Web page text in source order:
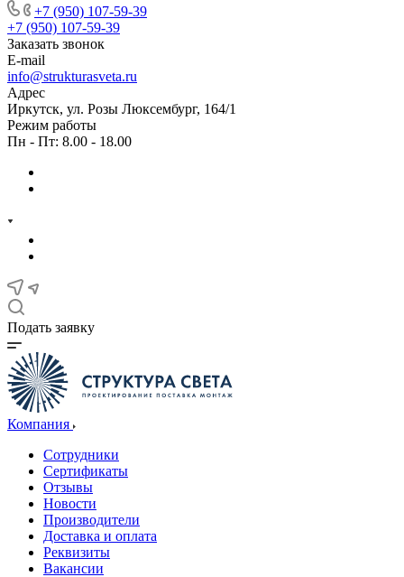
+7 (950) 107-59-39
+7 (950) 107-59-39
Заказать звонок
E-mail
info@strukturasveta.ru
Адрес
Иркутск, ул. Розы Люксембург, 164/1
Режим работы
Пн - Пт: 8.00 - 18.00
Подать заявку
Компания
Сотрудники
Сертификаты
Отзывы
Новости
Производители
Доставка и оплата
Реквизиты
Вакансии